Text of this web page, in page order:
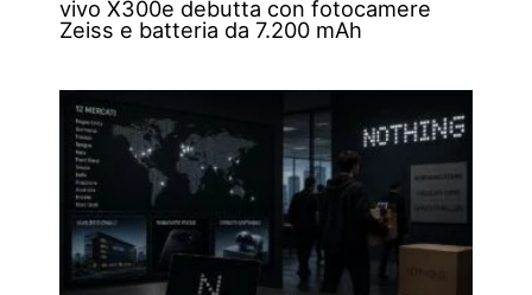
vivo X300e debutta con fotocamere
Zeiss e batteria da 7.200 mAh